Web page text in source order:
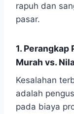
rapuh dan
pasar.
1. Perangkap
Murah vs.
Kesalahan
adalah
pada biaya